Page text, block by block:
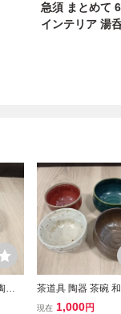
急須 まとめて
インテリア 湯
器
京
茶道具 陶器 茶碗
抹茶碗 抹茶茶碗 茶
現在 1,000円